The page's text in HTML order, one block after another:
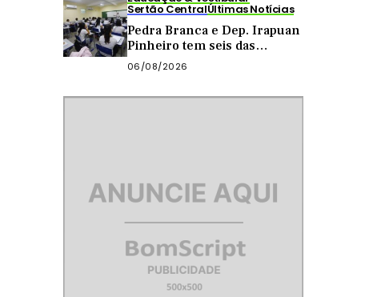
Sertão CentralÚltimas Notícias
Pedra Branca e Dep. Irapuan
Pinheiro tem seis das
melhores escolas do Brasil
segundo MEC
06/08/2026